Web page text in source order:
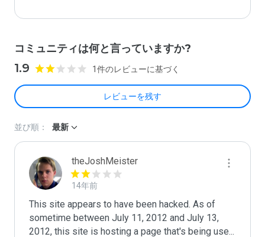
コミュニティは何と言っていますか?
1.9 1件のレビューに基づく
レビューを残す
並び順： 最新
theJoshMeister
14年前
This site appears to have been hacked. As of
sometime between July 11, 2012 and July 13,
2012, this site is hosting a page that's being use...